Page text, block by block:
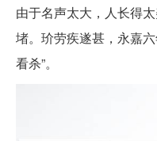
由于名声太大，人长得
堵。玠劳疾遂甚，永嘉
看杀”。